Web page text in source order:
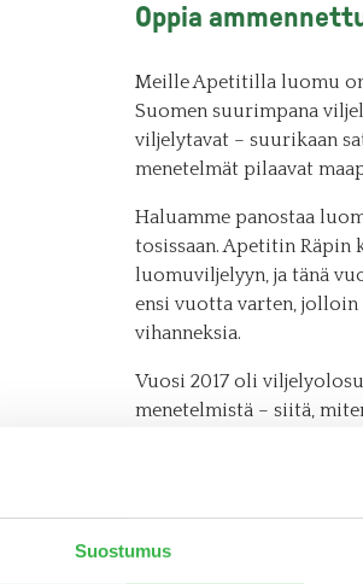
Suostumus
Oppia
Meille Apetitilla luomu
Suomen suurimpana
viljelytavat – suurikaan
menetelmät pilaavat
Haluamme panostaa
tosissaan. Apetitin
luomuviljelyyn, ja tänä
ensi vuotta varten,
vihanneksia.
Vuosi 2017 oli
menetelmistä – siitä,
torjunnassa, on ollut